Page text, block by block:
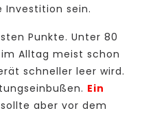
Investition sein.
Punkte. Unter 80
Alltag meist schon
schneller leer wird.
Ein
aber vor dem